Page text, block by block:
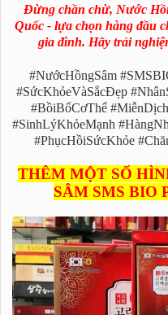
Đừng chần chừ, Nước
Quốc - lựa chọn hàng đầu
gia đình. Hãy trải
#NướcHồngSâm
#SứcKhỏeVàSắcĐẹp
#BồiBổCơThể
#SinhLýKhỏeMạnh
#PhụcHồiSứcKhỏe
THÊM MỘT SỐ
SÂM SMS BIO